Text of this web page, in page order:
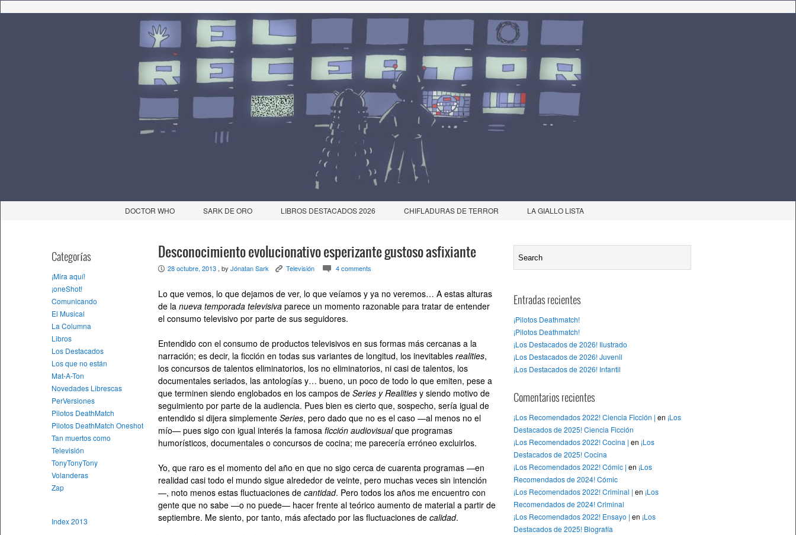
DOCTOR WHO SARK DE ORO LIBROS DESTACADOS 2026 CHIFLADURAS DE TERROR LA GIALLO LISTA
Categorías
¡Mira aquí!
¡oneShot!
Comunicando
El Musical
La Columna
Libros
Los Destacados
Los que no están
Mat-A-Ton
Novedades Librescas
PerVersiones
Pilotos DeathMatch
Pilotos DeathMatch Oneshot
Tan muertos como
Televisión
TonyTonyTony
Volanderas
Zap
Index 2013
Desconocimiento evolucionativo esperizante gustoso asfixiante
P 28 octubre, 2013 , by Jónatan Sark K Televisión c 4 comments
Lo que vemos, lo que dejamos de ver, lo que veíamos y ya no veremos… A estas alturas
de la nueva temporada televisiva parece un momento razonable para tratar de entender
el consumo televisivo por parte de sus seguidores.
Entendido con el consumo de productos televisivos en sus formas más cercanas a la
narración; es decir, la ficción en todas sus variantes de longitud, los inevitables realities,
los concursos de talentos eliminatorios, los no eliminatorios, ni casi de talentos, los
documentales seriados, las antologías y… bueno, un poco de todo lo que emiten, pese a
que terminen siendo englobados en los campos de Series y Realities y siendo motivo de
seguimiento por parte de la audiencia. Pues bien es cierto que, sospecho, sería igual de
entendido si dijera simplemente Series, pero dado que no es el caso —al menos no el
mío— pues sigo con igual interés la famosa ficción audiovisualque programas
humorísticos, documentales o concursos de cocina; me parecería erróneo excluirlos.
Yo, que raro es el momento del año en que no sigo cerca de cuarenta programas —en
realidad casi todo el mundo sigue alrededor de veinte, pero muchas veces sin intención
—, noto menos estas fluctuaciones de cantidad. Pero todos los años me encuentro con
gente que no sabe —o no puede— hacer frente al teórico aumento de material a partir de
septiembre. Me siento, por tanto, más afectado por las fluctuaciones de calidad.
Entradas recientes
¡Pilotos Deathmatch!
¡Pilotos Deathmatch!
¡Los Destacados de 2026! Ilustrado
¡Los Destacados de 2026! Juvenil
¡Los Destacados de 2026! Infantil
Comentarios recientes
¡Los Recomendados 2022! Ciencia Ficción | en ¡Los
Destacados de 2025! Ciencia Ficción
¡Los Recomendados 2022! Cocina | en ¡Los
Destacados de 2025! Cocina
¡Los Recomendados 2022! Cómic | en ¡Los
Recomendados de 2024! Cómic
¡Los Recomendados 2022! Criminal | en ¡Los
Recomendados de 2024! Criminal
¡Los Recomendados 2022! Ensayo | en ¡Los
Destacados de 2025! Biografía